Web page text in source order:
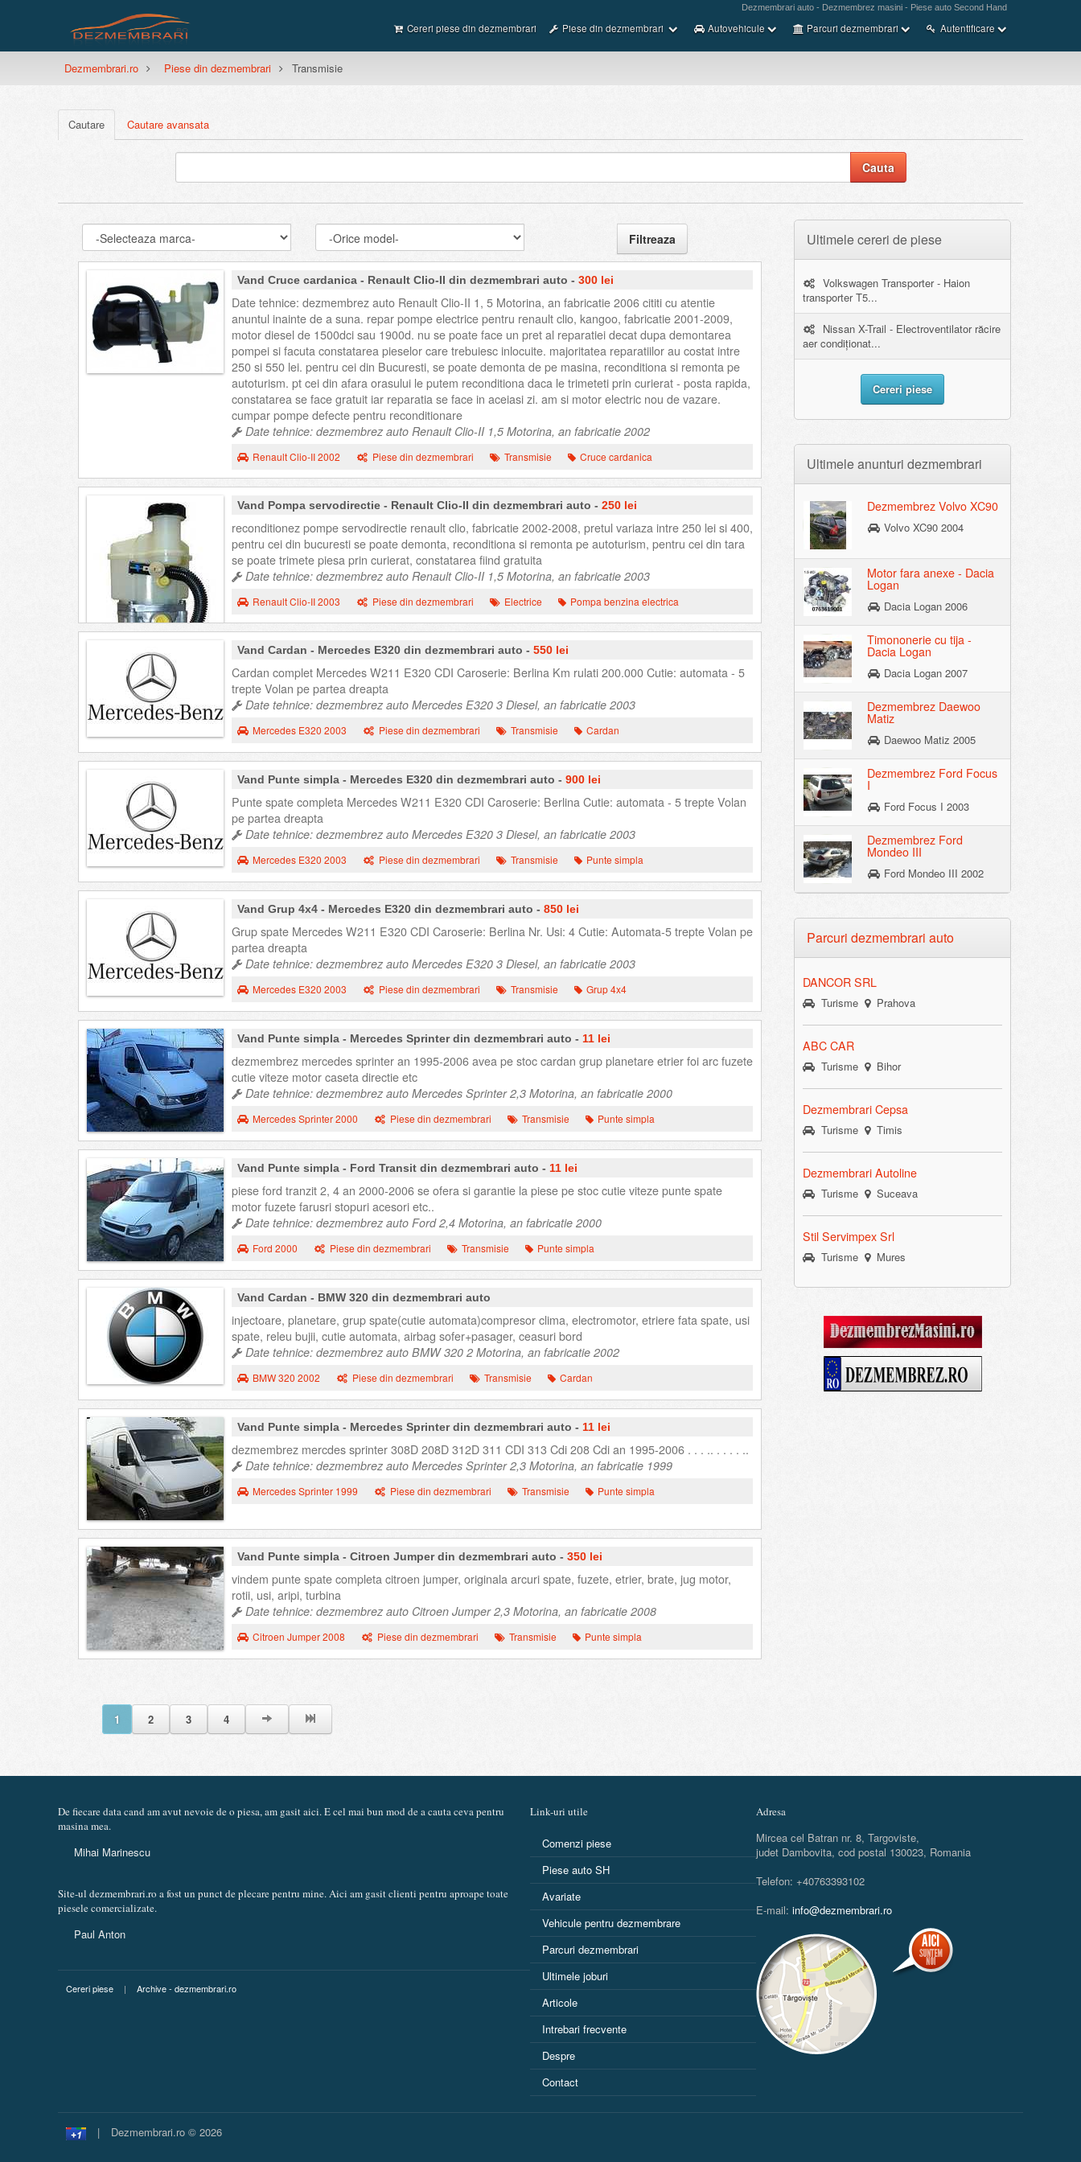
Dezmembrari auto - Dezmembrez masini - Piese auto Second Hand
Cereri piese din dezmembrari Piese din dezmembrari Autovehicule Parcuri dezmembrari Autentificare
Dezmembrari.ro Piese din dezmembrari Transmisie
Cautare Cautare avansata
Vand Cruce cardanica - Renault Clio-II din dezmembrari auto - 300 lei
Date tehnice: dezmembrez auto Renault Clio-II 1, 5 Motorina, an fabricatie 2006 cititi cu atentie
anuntul inainte de a suna. repar pompe electrice pentru renault clio, kangoo, fabricatie 2001-2009,
motor diesel de 1500dci sau 1900d. nu se poate face un pret al reparatiei decat dupa demontarea
pompei si facuta constatarea pieselor care trebuiesc inlocuite. majoritatea reparatiilor au costat intre
250 si 550 lei. pentru cei din Bucuresti, se poate demonta de pe masina, reconditiona si remonta pe
autoturism. pt cei din afara orasului le putem reconditiona daca le trimeteti prin curierat - posta rapida,
constatarea se face gratuit iar reparatia se face in aceiasi zi. am si motor electric nou de vazare.
cumpar pompe defecte pentru reconditionare
Date tehnice: dezmembrez auto Renault Clio-II 1,5 Motorina, an fabricatie 2002
Renault Clio-II 2002 Piese din dezmembrari Transmisie Cruce cardanica
Vand Pompa servodirectie - Renault Clio-II din dezmembrari auto - 250 lei
reconditionez pompe servodirectie renault clio, fabricatie 2002-2008, pretul variaza intre 250 lei si 400,
pentru cei din bucuresti se poate demonta, reconditiona si remonta pe autoturism, pentru cei din tara
se poate trimete piesa prin curierat, constatarea fiind gratuita
Date tehnice: dezmembrez auto Renault Clio-II 1,5 Motorina, an fabricatie 2003
Renault Clio-II 2003 Piese din dezmembrari Electrice Pompa benzina electrica
Vand Cardan - Mercedes E320 din dezmembrari auto - 550 lei
Cardan complet Mercedes W211 E320 CDI Caroserie: Berlina Km rulati 200.000 Cutie: automata - 5
trepte Volan pe partea dreapta
Date tehnice: dezmembrez auto Mercedes E320 3 Diesel, an fabricatie 2003
Mercedes E320 2003 Piese din dezmembrari Transmisie Cardan
Vand Punte simpla - Mercedes E320 din dezmembrari auto - 900 lei
Punte spate completa Mercedes W211 E320 CDI Caroserie: Berlina Cutie: automata - 5 trepte Volan
pe partea dreapta
Date tehnice: dezmembrez auto Mercedes E320 3 Diesel, an fabricatie 2003
Mercedes E320 2003 Piese din dezmembrari Transmisie Punte simpla
Vand Grup 4x4 - Mercedes E320 din dezmembrari auto - 850 lei
Grup spate Mercedes W211 E320 CDI Caroserie: Berlina Nr. Usi: 4 Cutie: Automata-5 trepte Volan pe
partea dreapta
Date tehnice: dezmembrez auto Mercedes E320 3 Diesel, an fabricatie 2003
Mercedes E320 2003 Piese din dezmembrari Transmisie Grup 4x4
Vand Punte simpla - Mercedes Sprinter din dezmembrari auto - 11 lei
dezmembrez mercedes sprinter an 1995-2006 avea pe stoc cardan grup planetare etrier foi arc fuzete
cutie viteze motor caseta directie etc
Date tehnice: dezmembrez auto Mercedes Sprinter 2,3 Motorina, an fabricatie 2000
Mercedes Sprinter 2000 Piese din dezmembrari Transmisie Punte simpla
Vand Punte simpla - Ford Transit din dezmembrari auto - 11 lei
piese ford tranzit 2, 4 an 2000-2006 se ofera si garantie la piese pe stoc cutie viteze punte spate
motor fuzete farusri stopuri acesori etc..
Date tehnice: dezmembrez auto Ford 2,4 Motorina, an fabricatie 2000
Ford 2000 Piese din dezmembrari Transmisie Punte simpla
Vand Cardan - BMW 320 din dezmembrari auto
injectoare, planetare, grup spate(cutie automata)compresor clima, electromotor, etriere fata spate, usi
spate, releu bujii, cutie automata, airbag sofer+pasager, ceasuri bord
Date tehnice: dezmembrez auto BMW 320 2 Motorina, an fabricatie 2002
BMW 320 2002 Piese din dezmembrari Transmisie Cardan
Vand Punte simpla - Mercedes Sprinter din dezmembrari auto - 11 lei
dezmembrez mercdes sprinter 308D 208D 312D 311 CDI 313 Cdi 208 Cdi an 1995-2006 . . . .. . . . . ..
Date tehnice: dezmembrez auto Mercedes Sprinter 2,3 Motorina, an fabricatie 1999
Mercedes Sprinter 1999 Piese din dezmembrari Transmisie Punte simpla
Vand Punte simpla - Citroen Jumper din dezmembrari auto - 350 lei
vindem punte spate completa citroen jumper, originala arcuri spate, fuzete, etrier, brate, jug motor,
rotii, usi, aripi, turbina
Date tehnice: dezmembrez auto Citroen Jumper 2,3 Motorina, an fabricatie 2008
Citroen Jumper 2008 Piese din dezmembrari Transmisie Punte simpla
1 2 3 4
Ultimele cereri de piese
Volkswagen Transporter - Haion
transporter T5...
Nissan X-Trail - Electroventilator răcire
aer condiționat...
Cereri piese
Ultimele anunturi dezmembrari
Dezmembrez Volvo XC90
Volvo XC90 2004
Motor fara anexe - Dacia
Logan
Dacia Logan 2006
Timononerie cu tija -
Dacia Logan
Dacia Logan 2007
Dezmembrez Daewoo
Matiz
Daewoo Matiz 2005
Dezmembrez Ford Focus
I
Ford Focus I 2003
Dezmembrez Ford
Mondeo III
Ford Mondeo III 2002
Parcuri dezmembrari auto
DANCOR SRL
Turisme Prahova
ABC CAR
Turisme Bihor
Dezmembrari Cepsa
Turisme Timis
Dezmembrari Autoline
Turisme Suceava
Stil Servimpex Srl
Turisme Mures
De fiecare data cand am avut nevoie de o piesa, am gasit aici. E cel mai bun mod de a cauta ceva pentru
masina mea.
Mihai Marinescu
Site-ul dezmembrari.ro a fost un punct de plecare pentru mine. Aici am gasit clienti pentru aproape toate
piesele comercializate.
Paul Anton
Cereri piese | Archive - dezmembrari.ro
Link-uri utile
Comenzi piese
Piese auto SH
Avariate
Vehicule pentru dezmembrare
Parcuri dezmembrari
Ultimele joburi
Articole
Intrebari frecvente
Despre
Contact
Adresa
Mircea cel Batran nr. 8, Targoviste,
judet Dambovita, cod postal 130023, Romania
Telefon: +40763393102
E-mail:info@dezmembrari.ro
| Dezmembrari.ro © 2026